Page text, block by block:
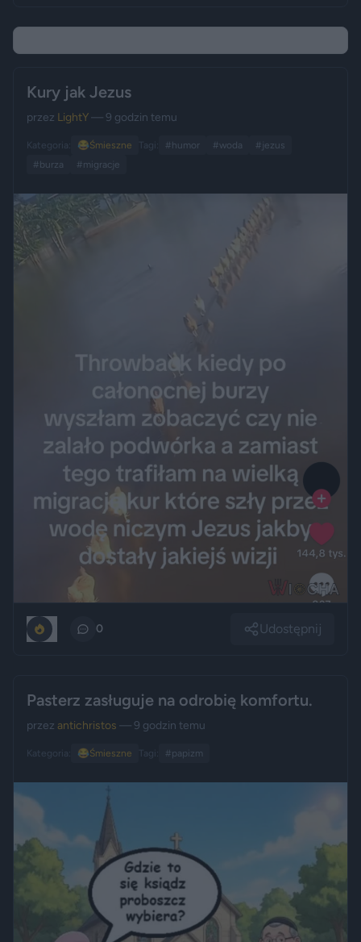
Kury jak Jezus
przez LightY— 9 godzin temu
Kategoria: 😂Śmieszne Tagi: #humor #woda
#jezus
#burza
#migracje
0 Udostępnij
Pasterz zasługuje na odrobię komfortu.
przez antichristos — 9 godzin temu
Kategoria: 😂Śmieszne Tagi: #papizm